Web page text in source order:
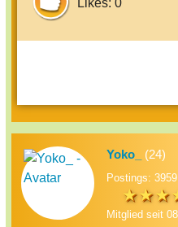
Likes: 0
Yoko_ (24)
Postings: 3959
Mitglied seit